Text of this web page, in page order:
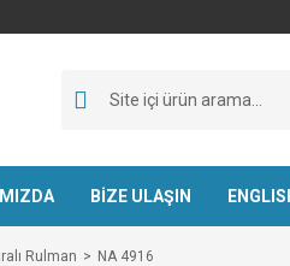
BİZE ULAŞIN
Rulman NA 4916